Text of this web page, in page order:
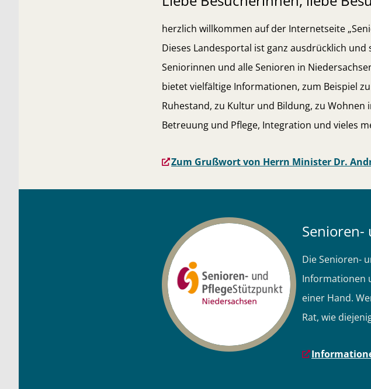
herzlich willkommen auf der Internetseite
Dieses Landesportal ist ganz ausdrücklich und
Seniorinnen und alle Senioren in
bietet vielfältige Informationen, zum Beispiel
Ruhestand, zu Kultur und Bildung, zu Wohnen
Betreuung und Pflege, Integration und vieles
Zum Grußwort von Herrn Minister Dr.
Senioren-
Die Senioren-
Informationen
einer Hand.
Rat, wie